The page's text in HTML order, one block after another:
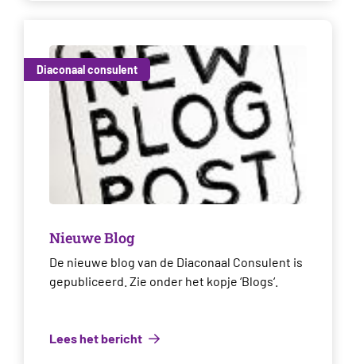
Diaconaal consulent
Nieuwe Blog
De nieuwe blog van de Diaconaal Consulent is
gepubliceerd. Zie onder het kopje ‘Blogs‘.
Lees het bericht